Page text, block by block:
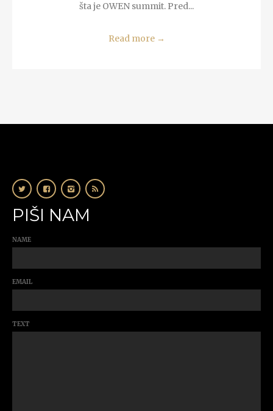
šta je OWEN summit. Pred...
Read more →
PIŠI NAM
NAME
EMAIL
TEXT